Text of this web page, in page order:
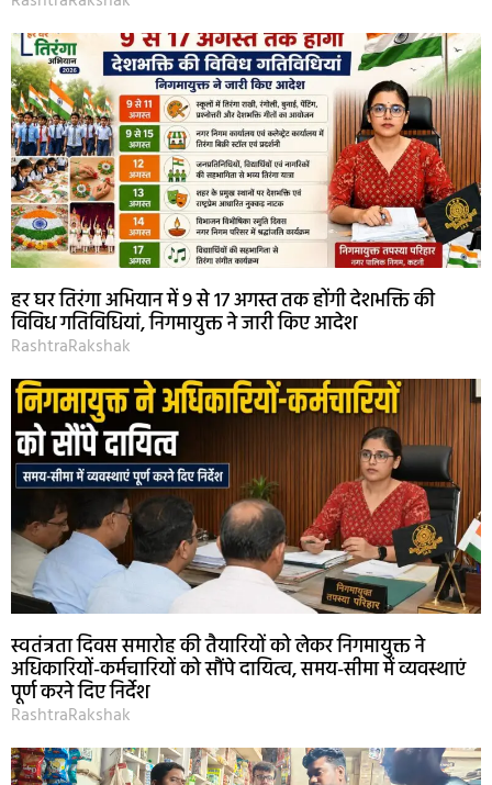
हर घर तिरंगा अभियान में 9 से 17 अगस्त तक होंगी देशभक्ति की
विविध गतिविधियां, निगमायुक्त ने जारी किए आदेश
RashtraRakshak
स्वतंत्रता दिवस समारोह की तैयारियों को लेकर निगमायुक्त ने
अधिकारियों-कर्मचारियों को सौंपे दायित्व, समय-सीमा में व्यवस्थाएं
पूर्ण करने दिए निर्देश
RashtraRakshak